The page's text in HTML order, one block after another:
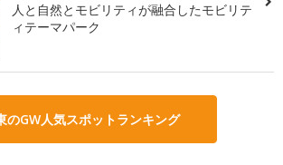
人と自然とモビリティが融合したモビリテ
ィテーマパーク
のGW人気スポットランキング